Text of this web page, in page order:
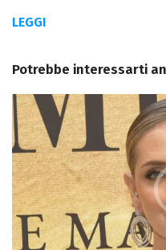
LEGGI
Potrebbe interessarti